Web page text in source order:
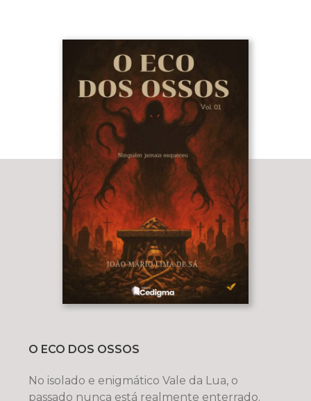
O ECO DOS OSSOS
No isolado e enigmático Vale da Lua, o
passado nunca está realmente enterrado.